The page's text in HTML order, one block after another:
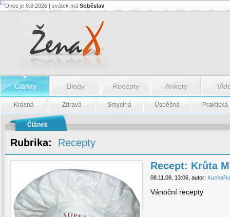
Recept:
Dnes je 8.8.2026 | svátek má Soběslav
Články Blogy Recepty Ankety
Krásná Zdravá Smyslná Úspěšná Praktická
Článek
Rubrika: Recepty
Recept: Krůta
08.11.08, 13:06, autor:
Vánoční recepty